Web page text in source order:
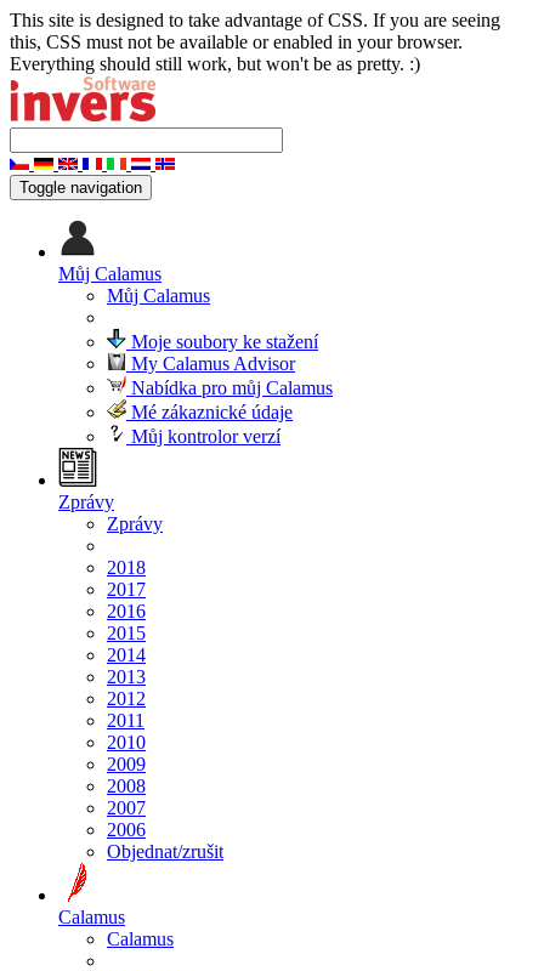
This site is designed to take advantage of CSS. If you are seeing
this, CSS must not be available or enabled in your browser.
Everything should still work, but won't be as pretty. :)
Toggle navigation
Můj Calamus
Můj Calamus
Moje soubory ke stažení
My Calamus Advisor
Nabídka pro můj Calamus
Mé zákaznické údaje
Můj kontrolor verzí
Zprávy
Zprávy
2018
2017
2016
2015
2014
2013
2012
2011
2010
2009
2008
2007
2006
Objednat/zrušit
Calamus
Calamus